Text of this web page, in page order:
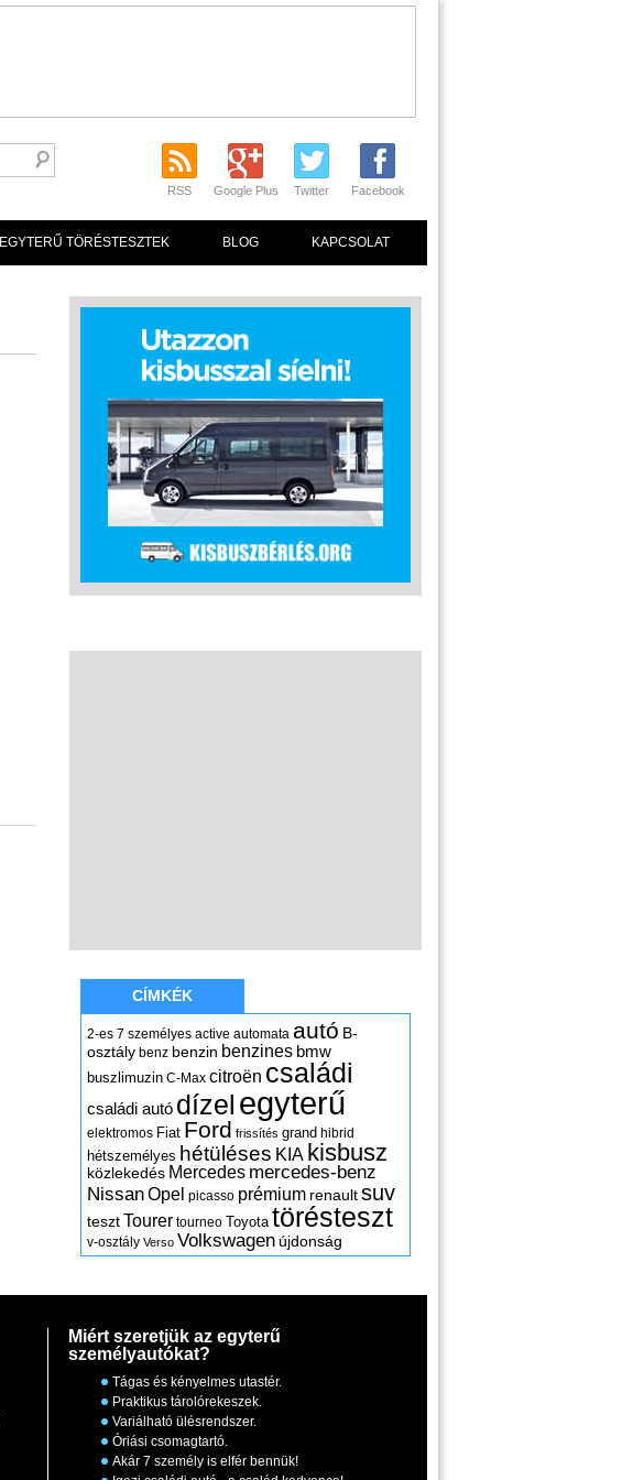
RSS Google Plus Twitter Facebook
EGYTERŰ TÖRÉSTESZTEK BLOG KAPCSOLAT
CÍMKÉK
2-es 7 személyes active automata autó B-
osztály benz benzin benzines bmw
buszlimuzin C-Max citroën családi
családi autó dízel egyterű
elektromos Fiat Ford frissítés grand hibrid
hétszemélyes hétüléses KIA kisbusz
közlekedés Mercedes mercedes-benz
NissanOpel picasso prémium renaultsuv
tesztTourer tourneo Toyota törésteszt
v-osztály Verso Volkswagen újdonság
Miért szeretjük az egyterű
személyautókat?
Tágas és kényelmes utastér.
Praktikus tárolórekeszek.
Variálható ülésrendszer.
Óriási csomagtartó.
Akár 7 személy is elfér bennük!